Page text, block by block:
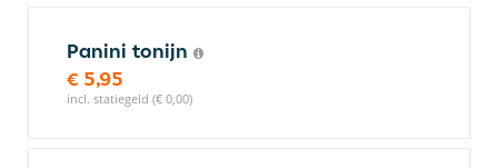
Panini tonijn
€ 5,95
incl. statiegeld (€ 0,00)